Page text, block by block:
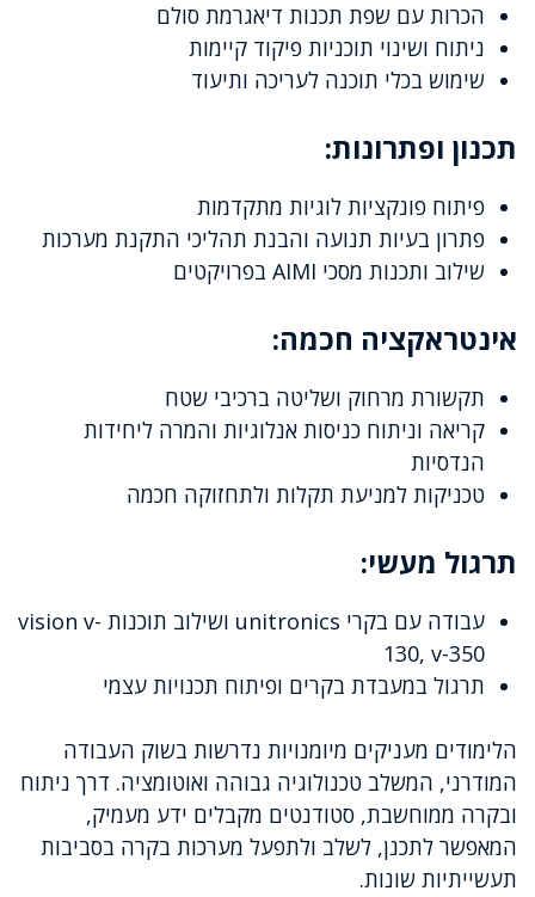
הכרות עם שפת תכנות דיאגרמת סולם
ניתוח ושינוי תוכניות פיקוד קיימות
שימוש בכלי תוכנה לעריכה ותיעוד
תכנון ופתרונות:
פיתוח פונקציות לוגיות מתקדמות
פתרון בעיות תנועה והבנת תהליכי התקנת מערכות
שילוב ותכנות מסכי AIMI בפרויקטים
אינטראקציה חכמה:
תקשורת מרחוק ושליטה ברכיבי שטח
קריאה וניתוח כניסות אנלוגיות והמרה ליחידות
הנדסיות
טכניקות למניעת תקלות ולתחזוקה חכמה
תרגול מעשי:
עבודה עם בקרי unitronics ושילוב תוכנות vision v-
130, v-350
תרגול במעבדת בקרים ופיתוח תכנויות עצמי
הלימודים מעניקים מיומנויות נדרשות בשוק העבודה
המודרני, המשלב טכנולוגיה גבוהה ואוטומציה. דרך ניתוח
ובקרה ממוחשבת, סטודנטים מקבלים ידע מעמיק,
המאפשר לתכנן, לשלב ולתפעל מערכות בקרה בסביבות
תעשייתיות שונות.